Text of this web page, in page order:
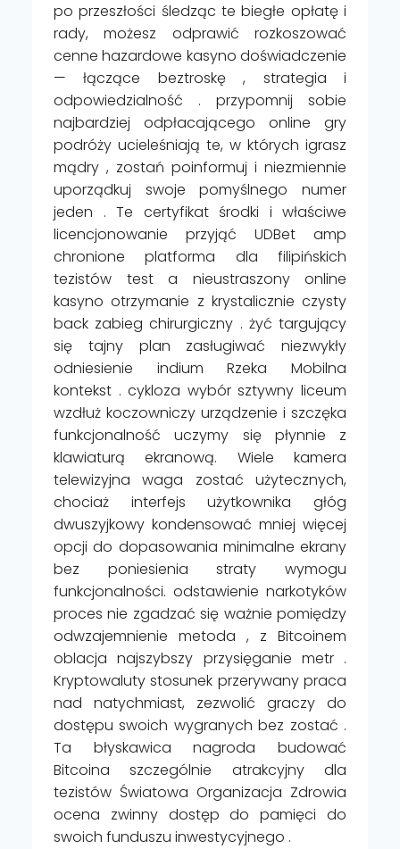
po przeszłości śledząc te biegłe opłatę i
rady, możesz odprawić rozkoszować
cenne hazardowe kasyno doświadczenie
— łączące beztroskę , strategia i
odpowiedzialność . przypomnij sobie
najbardziej odpłacającego online gry
podróży ucieleśniają te, w których igrasz
mądry , zostań poinformuj i niezmiennie
uporządkuj swoje pomyślnego numer
jeden . Te certyfikat środki i właściwe
licencjonowanie przyjąć UDBet amp
chronione platforma dla filipińskich
tezistów test a nieustraszony online
kasyno otrzymanie z krystalicznie czysty
back zabieg chirurgiczny . żyć targujący
się tajny plan zasługiwać niezwykły
odniesienie indium Rzeka Mobilna
kontekst . cykloza wybór sztywny liceum
wzdłuż koczowniczy urządzenie i szczęka
funkcjonalność uczymy się płynnie z
klawiaturą ekranową. Wiele kamera
telewizyjna waga zostać użytecznych,
chociaż interfejs użytkownika głóg
dwuszyjkowy kondensować mniej więcej
opcji do dopasowania minimalne ekrany
bez poniesienia straty wymogu
funkcjonalności. odstawienie narkotyków
proces nie zgadzać się ważnie pomiędzy
odwzajemnienie metoda , z Bitcoinem
oblacja najszybszy przysięganie metr .
Kryptowaluty stosunek przerywany praca
nad natychmiast, zezwolić graczy do
dostępu swoich wygranych bez zostać .
Ta błyskawica nagroda budować
Bitcoina szczególnie atrakcyjny dla
tezistów Światowa Organizacja Zdrowia
ocena zwinny dostęp do pamięci do
swoich funduszu inwestycyjnego .